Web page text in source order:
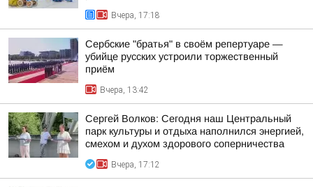
Вчера, 17:18
Сербские "братья" в своём репертуаре —
убийце русских устроили торжественный
приём
Вчера, 13:42
Сергей Волков: Сегодня наш Центральный
парк культуры и отдыха наполнился энергией,
смехом и духом здорового соперничества
Вчера, 17:12